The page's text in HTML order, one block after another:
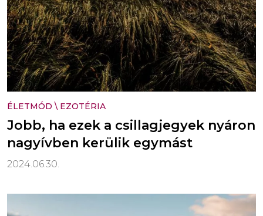
ÉLETMÓD \ EZOTÉRIA
Jobb, ha ezek a csillagjegyek nyáron
nagyívben kerülik egymást
2024.06.30.